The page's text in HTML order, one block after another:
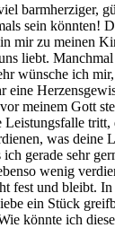
barmherziger,
sein könnten!
mir zu meinen
liebt.
wünsche ich mir,
eine
meinem Gott
Leistungsfalle
was deine
gerade sehr
wenig
fest und bleibt.
ein Stück
könnte ich